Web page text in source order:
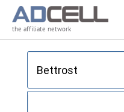
the affiliate network